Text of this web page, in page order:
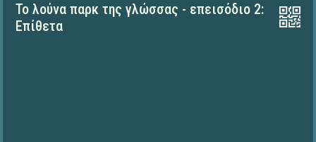
Το λούνα παρκ της γλώσσας - επεισόδιο 2:
Επίθετα